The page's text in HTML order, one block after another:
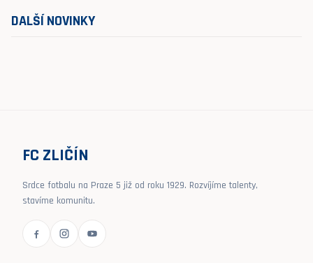
DALŠÍ NOVINKY
FC ZLIČÍN
Srdce fotbalu na Praze 5 již od roku 1929. Rozvíjíme talenty,
stavíme komunitu.